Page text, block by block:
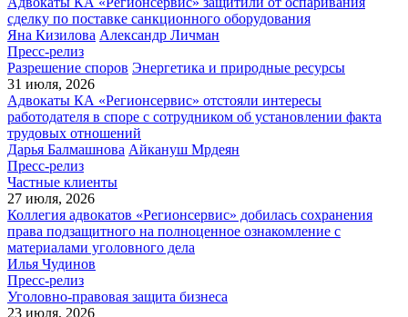
сделку по поставке санкционного оборудования
Яна Кизилова Александр Личман
Пресс-релиз
Разрешение споров Энергетика и природные ресурсы
31 июля, 2026
Адвокаты КА «Регионсервис» отстояли интересы
работодателя в споре с сотрудником об установлении факта
трудовых отношений
Дарья Балмашнова Айкануш Мрдеян
Пресс-релиз
Частные клиенты
27 июля, 2026
Коллегия адвокатов «Регионсервис» добилась сохранения
права подзащитного на полноценное ознакомление с
материалами уголовного дела
Илья Чудинов
Пресс-релиз
Уголовно-правовая защита бизнеса
23 июля, 2026